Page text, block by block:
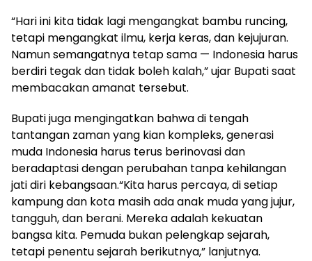
“Hari ini kita tidak lagi mengangkat bambu runcing,
tetapi mengangkat ilmu, kerja keras, dan kejujuran.
Namun semangatnya tetap sama — Indonesia harus
berdiri tegak dan tidak boleh kalah,” ujar Bupati saat
membacakan amanat tersebut.
Bupati juga mengingatkan bahwa di tengah
tantangan zaman yang kian kompleks, generasi
muda Indonesia harus terus berinovasi dan
beradaptasi dengan perubahan tanpa kehilangan
jati diri kebangsaan.“Kita harus percaya, di setiap
kampung dan kota masih ada anak muda yang jujur,
tangguh, dan berani. Mereka adalah kekuatan
bangsa kita. Pemuda bukan pelengkap sejarah,
tetapi penentu sejarah berikutnya,” lanjutnya.